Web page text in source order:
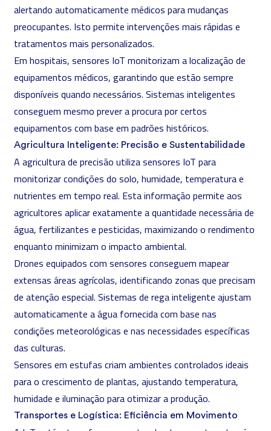
alertando automaticamente médicos para mudanças
preocupantes. Isto permite intervenções mais rápidas e
tratamentos mais personalizados.
Em hospitais, sensores IoT monitorizam a localização de
equipamentos médicos, garantindo que estão sempre
disponíveis quando necessários. Sistemas inteligentes
conseguem mesmo prever a procura por certos
equipamentos com base em padrões históricos.
Agricultura Inteligente: Precisão e Sustentabilidade
A agricultura de precisão utiliza sensores IoT para
monitorizar condições do solo, humidade, temperatura e
nutrientes em tempo real. Esta informação permite aos
agricultores aplicar exatamente a quantidade necessária de
água, fertilizantes e pesticidas, maximizando o rendimento
enquanto minimizam o impacto ambiental.
Drones equipados com sensores conseguem mapear
extensas áreas agrícolas, identificando zonas que precisam
de atenção especial. Sistemas de rega inteligente ajustam
automaticamente a água fornecida com base nas
condições meteorológicas e nas necessidades específicas
das culturas.
Sensores em estufas criam ambientes controlados ideais
para o crescimento de plantas, ajustando temperatura,
humidade e iluminação para otimizar a produção.
Transportes e Logística: Eficiência em Movimento